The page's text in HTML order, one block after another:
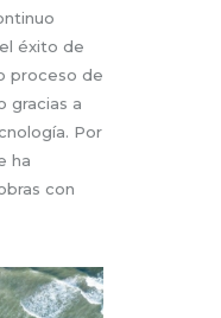
éxito de
proceso de
gracias a
Por
ha
con